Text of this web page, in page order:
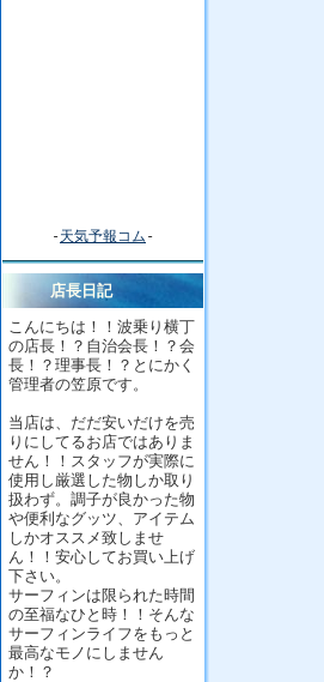
-天気予報コム -
店長日記
こんにちは！！波乗り横丁
の店長！？自治会長！？会
長！？理事長！？とにかく
管理者の笠原です。
当店は、だだ安いだけを売
りにしてるお店ではありま
せん！！スタッフが実際に
使用し厳選した物しか取り
扱わず。調子が良かった物
や便利なグッツ、アイテム
しかオススメ致しませ
ん！！安心してお買い上げ
下さい。
サーフィンは限られた時間
の至福なひと時！！そんな
サーフィンライフをもっと
最高なモノにしません
か！？